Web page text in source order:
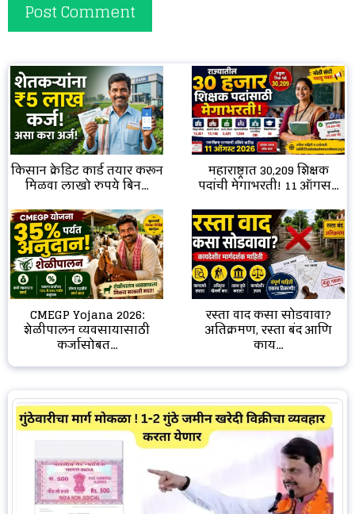
किसान क्रेडिट कार्ड तयार करून
मिळवा लाखो रुपये बिन...
महाराष्ट्रात 30,209 शिक्षक
पदांची मेगाभरती! 11 ऑगस...
CMEGP Yojana 2026:
शेळीपालन व्यवसायासाठी
कर्जासोबत...
रस्ता वाद कसा सोडवावा?
अतिक्रमण, रस्ता बंद आणि
काय...